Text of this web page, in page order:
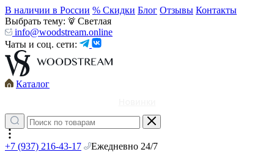
В наличии в России % Скидки Блог Отзывы Контакты
Выбрать тему:
Светлая
info@woodstream.online
Чаты и соц. сети:
Каталог
+7 (937) 216-43-17
Ежедневно 24/7